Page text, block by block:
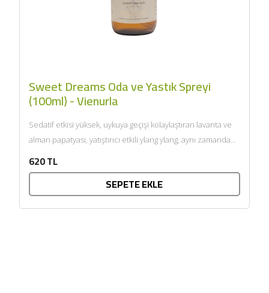
Sweet Dreams Oda ve Yastık Spreyi
(100ml) - Vienurla
Sedatif etkisi yüksek, uykuya geçişi kolaylaştıran lavanta ve
alman papatyası, yatıştırıcı etkili ylang ylang, aynı zamanda
620 TL
SEPETE EKLE